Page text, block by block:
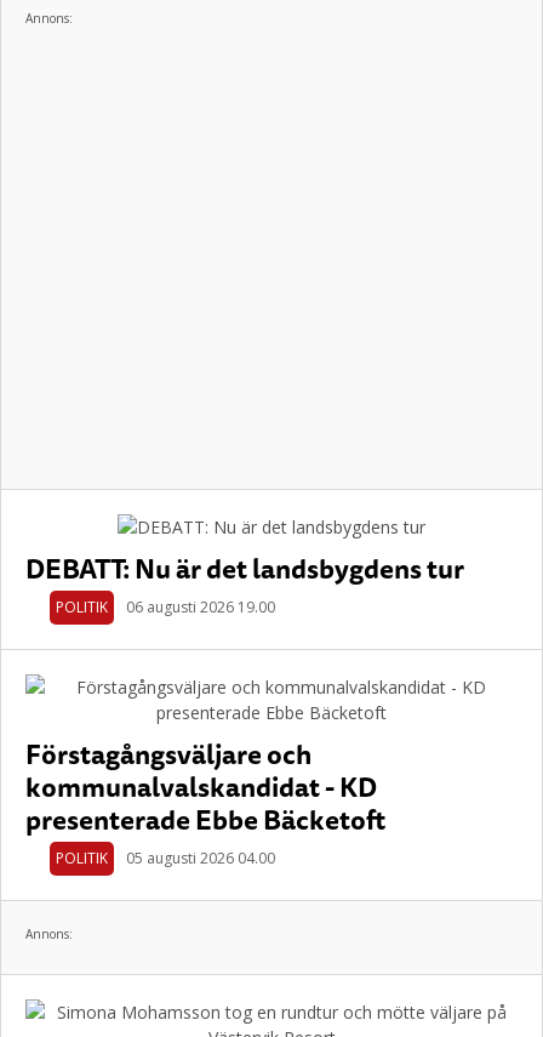
Annons:
DEBATT: Nu är det landsbygdens tur
POLITIK 06 augusti 2026 19.00
Förstagångsväljare och
kommunalvalskandidat - KD
presenterade Ebbe Bäcketoft
POLITIK 05 augusti 2026 04.00
Annons: